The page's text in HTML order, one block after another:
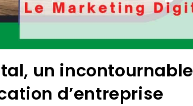
un incontournable
d’entreprise